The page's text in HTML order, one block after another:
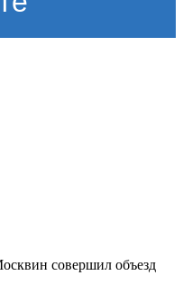
совершил объезд